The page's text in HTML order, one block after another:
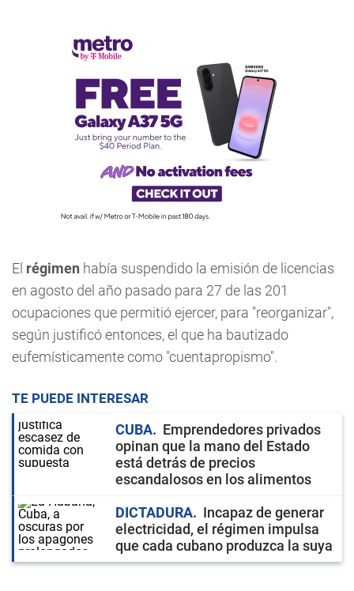
El régimen había suspendido la emisión de licencias
en agosto del año pasado para 27 de las 201
ocupaciones que permitió ejercer, para "reorganizar",
según justificó entonces, el que ha bautizado
eufemísticamente como "cuentapropismo".
TE PUEDE INTERESAR
CUBA
Emprendedores privados
opinan que la mano del Estado
está detrás de precios
escandalosos en los alimentos
DICTADURA
Incapaz de generar
electricidad, el régimen impulsa
que cada cubano produzca la suya